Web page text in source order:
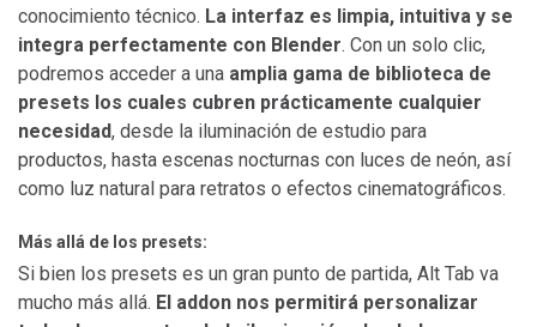
conocimiento técnico. La interfaz es limpia, intuitiva y se
integra perfectamente con Blender. Con un solo clic,
podremos acceder a una amplia gama de biblioteca de
presets los cuales cubren prácticamente cualquier
necesidad, desde la iluminación de estudio para
productos, hasta escenas nocturnas con luces de neón, así
como luz natural para retratos o efectos cinematográficos.
Más allá de los presets:
Si bien los presets es un gran punto de partida, Alt Tab va
mucho más allá. El addon nos permitirá personalizar